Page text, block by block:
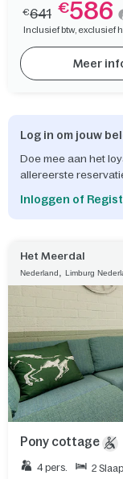
€641 €586
Inclusief btw, exclusief
Meer
Log in om jouw
Doe mee aan het
allereerste
Inloggen of
Het Meerdal
Nederland Limburg
Pony cottage
4 pers. 2